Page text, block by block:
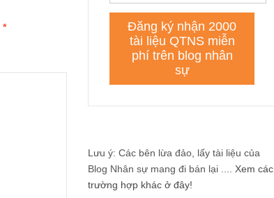
*
Lưu ý: Các bên lừa đảo, lấy tài liệu của
Blog Nhân sự mang đi bán lại .... Xem các
trường hợp khác ở đây!